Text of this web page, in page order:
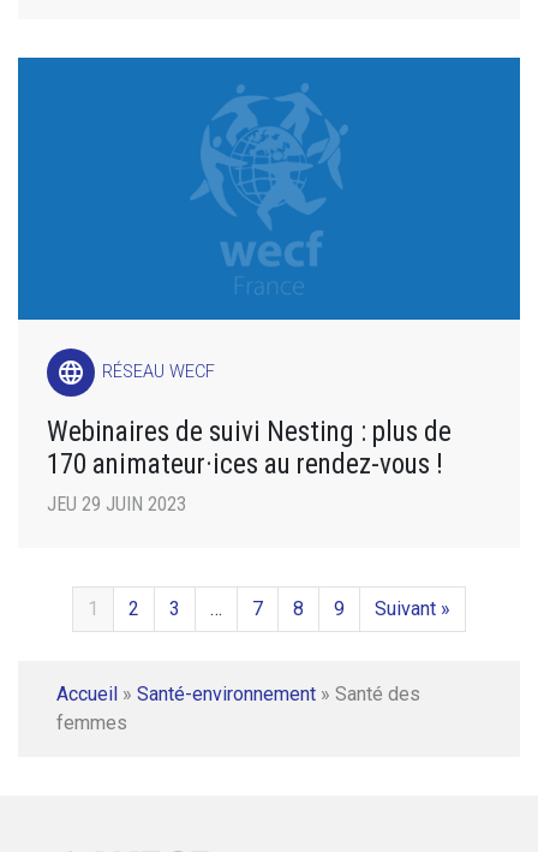
language RÉSEAU WECF
Webinaires de suivi Nesting : plus de
170 animateur·ices au rendez-vous !
JEU 29 JUIN 2023
1 2 3 … 7 8 9 Suivant »
Accueil » Santé-environnement » Santé des
femmes